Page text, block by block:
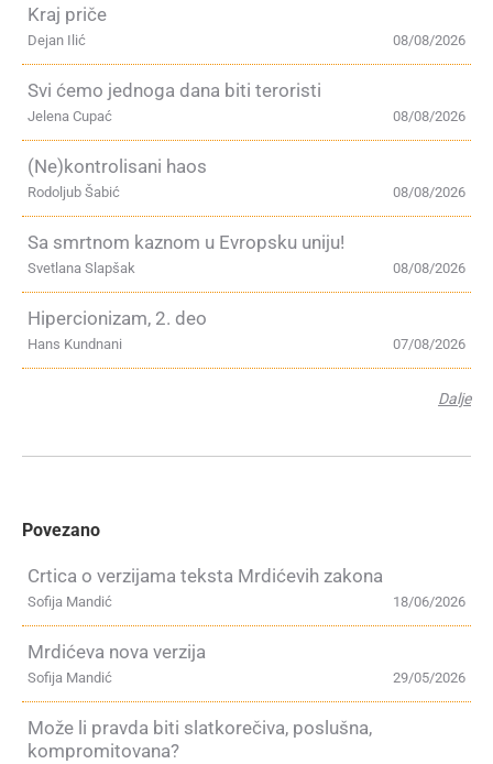
Kraj priče
08/08/2026
Dejan Ilić
Svi ćemo jednoga dana biti teroristi
08/08/2026
Jelena Cupać
(Ne)kontrolisani haos
08/08/2026
Rodoljub Šabić
Sa smrtnom kaznom u Evropsku uniju!
08/08/2026
Svetlana Slapšak
Hipercionizam, 2. deo
07/08/2026
Hans Kundnani
Dalje
Povezano
Crtica o verzijama teksta Mrdićevih zakona
18/06/2026
Sofija Mandić
Mrdićeva nova verzija
29/05/2026
Sofija Mandić
Može li pravda biti slatkorečiva, poslušna,
kompromitovana?